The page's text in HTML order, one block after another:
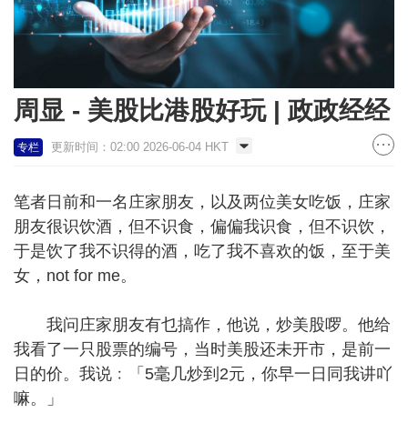
周显 - 美股比港股好玩 | 政政经经
专栏 更新时间：02:00 2026-06-04 HKT
笔者日前和一名庄家朋友，以及两位美女吃饭，庄家
朋友很识饮酒，但不识食，偏偏我识食，但不识饮，
于是饮了我不识得的酒，吃了我不喜欢的饭，至于美
女，not for me。
我问庄家朋友有乜搞作，他说，炒美股啰。他给
我看了一只股票的编号，当时美股还未开市，是前一
日的价。我说﹕「5毫几炒到2元，你早一日同我讲吖
嘛。」